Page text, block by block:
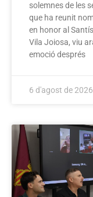
solemnes de les
que ha reunit
en honor al
Vila Joiosa, viu
emoció després
6 d'agost de 2026